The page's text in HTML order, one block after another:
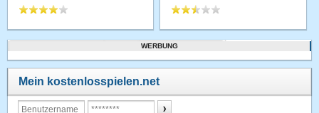
WERBUNG
Mein kostenlosspielen.net